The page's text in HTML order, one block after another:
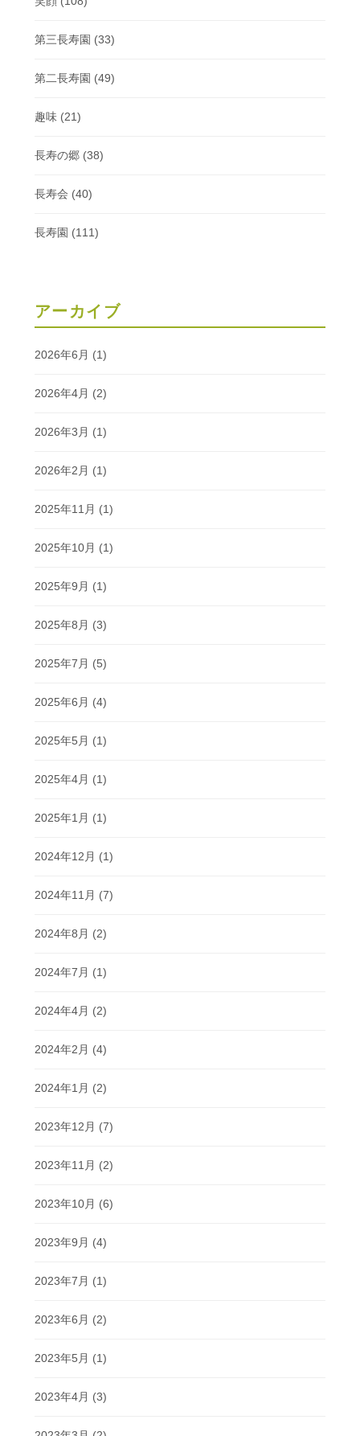
第三長寿園 (33)
第二長寿園 (49)
趣味(21)
長寿の郷(38)
長寿会 (40)
長寿園 (111)
アーカイブ
2026年6月 (1)
2026年4月 (2)
2026年3月 (1)
2026年2月 (1)
2025年11月 (1)
2025年10月 (1)
2025年9月 (1)
2025年8月 (3)
2025年7月 (5)
2025年6月 (4)
2025年5月 (1)
2025年4月 (1)
2025年1月 (1)
2024年12月 (1)
2024年11月 (7)
2024年8月 (2)
2024年7月 (1)
2024年4月 (2)
2024年2月 (4)
2024年1月 (2)
2023年12月 (7)
2023年11月 (2)
2023年10月 (6)
2023年9月 (4)
2023年7月 (1)
2023年6月 (2)
2023年5月 (1)
2023年4月 (3)